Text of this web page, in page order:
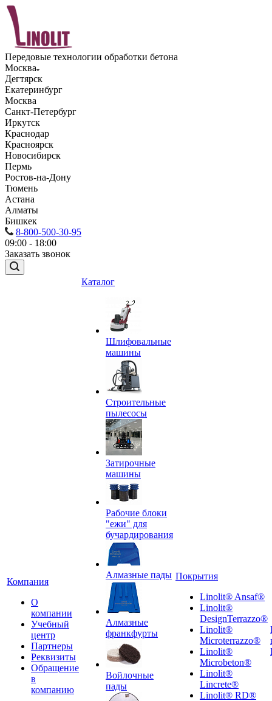
Передовые технологии обработки бетона
Москва
Дегтярск
Екатеринбург
Москва
Санкт-Петербург
Иркутск
Краснодар
Красноярск
Новосибирск
Пермь
Ростов-на-Дону
Тюмень
Астана
Алматы
Бишкек
8-800-500-30-95
09:00 - 18:00
Заказать звонок
Компания
О
компании
Учебный
центр
Партнеры
Реквизиты
Обращение
в
компанию
Каталог
Шлифовальные
машины
Строительные
пылесосы
Затирочные
машины
Рабочие блоки
"ежи" для
бучардирования
Алмазные пады
Алмазные
франкфурты
Войлочные
пады
Покрытия
Linolit® Ansaf®
Linolit®
DesignTerrazzo®
Linolit®
Microterrazzo®
Linolit®
Microbeton®
Linolit®
Lincrete®
Linolit® RD®